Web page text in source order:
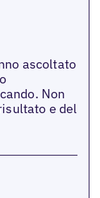
ascoltato
Non
e del